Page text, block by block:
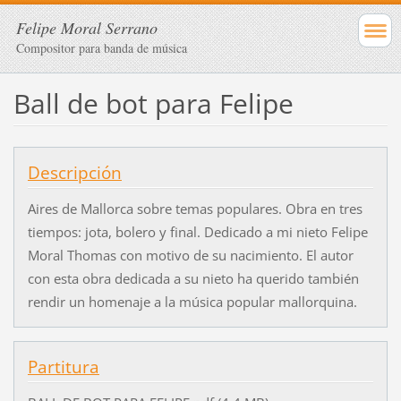
Felipe Moral Serrano
Compositor para banda de música
Ball de bot para Felipe
Descripción
Aires de Mallorca sobre temas populares. Obra en tres
tiempos: jota, bolero y final. Dedicado a mi nieto Felipe
Moral Thomas con motivo de su nacimiento. El autor
con esta obra dedicada a su nieto ha querido también
rendir un homenaje a la música popular mallorquina.
Partitura